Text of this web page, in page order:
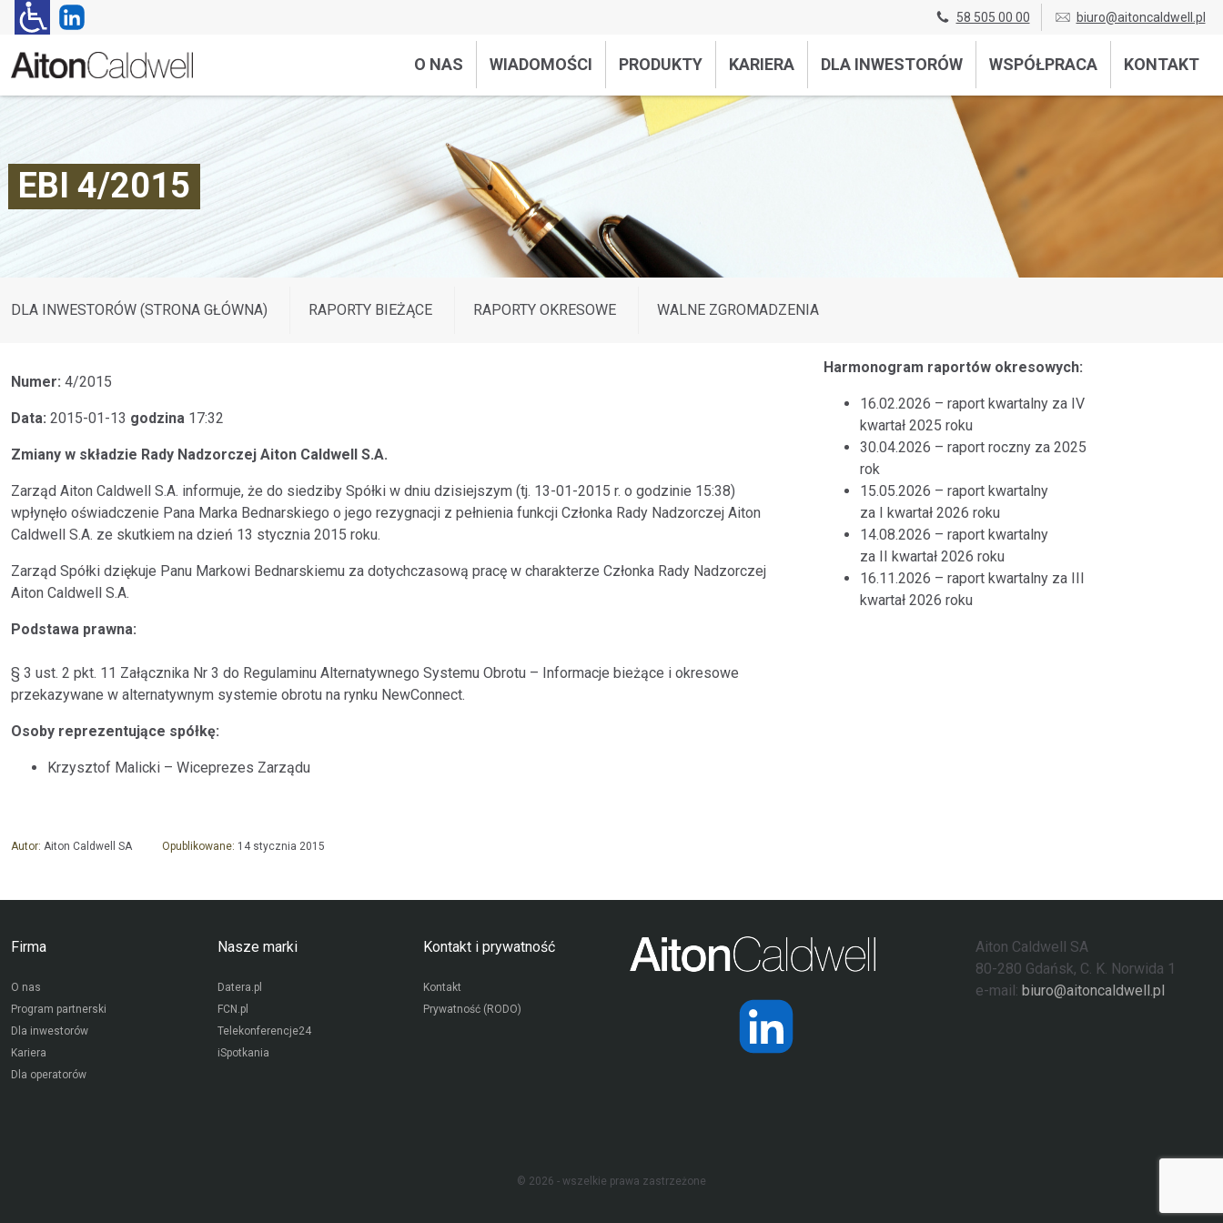
58 505 00 00 biuro@aitoncaldwell.pl
O NAS WIADOMOŚCI PRODUKTY KARIERA DLA INWESTORÓW WSPÓŁPRACA KONTAKT
EBI 4/2015
DLA INWESTORÓW (STRONA GŁÓWNA) RAPORTY BIEŻĄCE RAPORTY OKRESOWE WALNE ZGROMADZENIA
Numer: 4/2015
Data: 2015-01-13 godzina 17:32
Zmiany w składzie Rady Nadzorczej Aiton Caldwell S.A.
Zarząd Aiton Caldwell S.A. informuje, że do siedziby Spółki w dniu dzisiejszym (tj. 13-01-2015 r. o godzinie 15:38)
wpłynęło oświadczenie Pana Marka Bednarskiego o jego rezygnacji z pełnienia funkcji Członka Rady Nadzorczej Aiton
Caldwell S.A. ze skutkiem na dzień 13 stycznia 2015 roku.
Zarząd Spółki dziękuje Panu Markowi Bednarskiemu za dotychczasową pracę w charakterze Członka Rady Nadzorczej
Aiton Caldwell S.A.
Podstawa prawna:
§ 3 ust. 2 pkt. 11 Załącznika Nr 3 do Regulaminu Alternatywnego Systemu Obrotu – Informacje bieżące i okresowe
przekazywane w alternatywnym systemie obrotu na rynku NewConnect.
Osoby reprezentujące spółkę:
Krzysztof Malicki – Wiceprezes Zarządu
Harmonogram raportów okresowych:
16.02.2026 – raport kwartalny za IV
kwartał 2025 roku
30.04.2026 – raport roczny za 2025
rok
15.05.2026 – raport kwartalny
za I kwartał 2026 roku
14.08.2026 – raport kwartalny
za II kwartał 2026 roku
16.11.2026 – raport kwartalny za III
kwartał 2026 roku
Autor: Aiton Caldwell SA Opublikowane: 14 stycznia 2015
Firma
O nas
Program partnerski
Dla inwestorów
Kariera
Dla operatorów
Nasze marki
Datera.pl
FCN.pl
Telekonferencje24
iSpotkania
Kontakt i prywatność
Kontakt
Prywatność (RODO)
Aiton Caldwell SA
80-280 Gdańsk, C. K. Norwida 1
e-mail: biuro@aitoncaldwell.pl
© 2026 - wszelkie prawa zastrzeżone